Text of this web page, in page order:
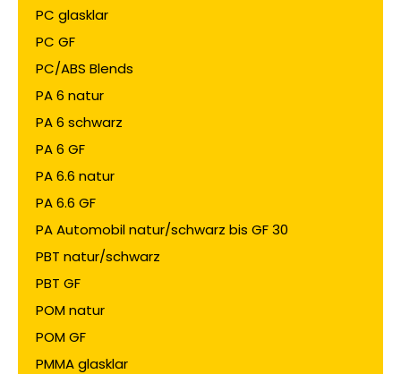
PC glasklar
PC GF
PC/ABS Blends
PA 6 natur
PA 6 schwarz
PA 6 GF
PA 6.6 natur
PA 6.6 GF
PA Automobil natur/schwarz bis GF 30
PBT natur/schwarz
PBT GF
POM natur
POM GF
PMMA glasklar